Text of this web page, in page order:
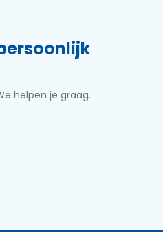
helpen je graag.